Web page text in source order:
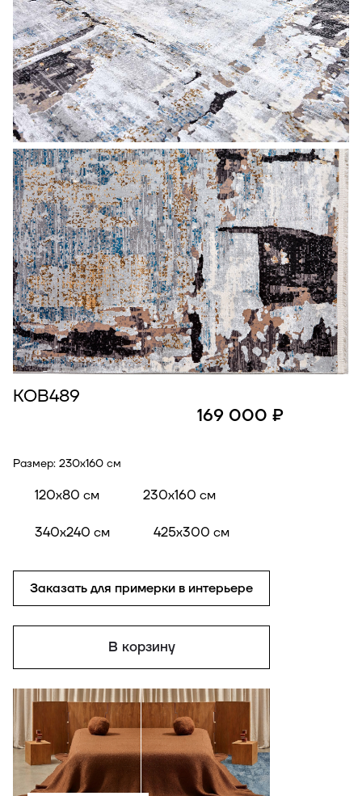
КОВ489
Размер: 230x160 см
120x80 см 230x160 см
340x240 см 425x300 см
Заказать для примерки в интерьере
В корзину
169 000 ₽